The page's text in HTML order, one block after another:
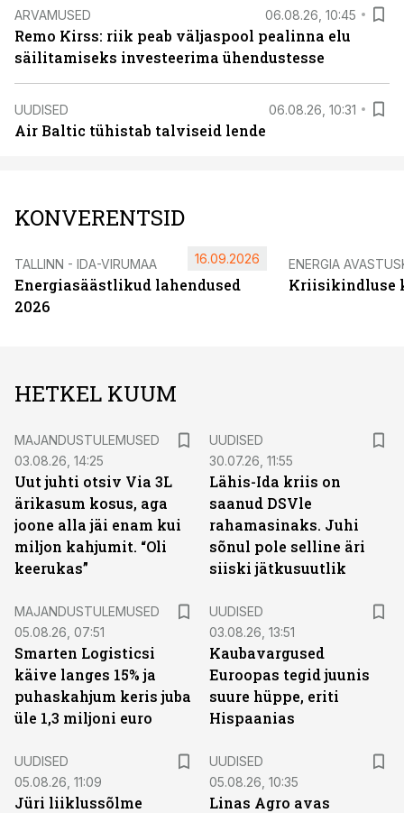
ARVAMUSED 06.08.26, 10:45
Remo Kirss: riik peab väljaspool pealinna elu
säilitamiseks investeerima ühendustesse
UUDISED 06.08.26, 10:31
Air Baltic tühistab talviseid lende
KONVERENTSID
TALLINN - IDA-VIRUMAA
Energiasäästlikud lahendused
2026
16.09.2026 ENERGIA
Kriisikindluse
HETKEL KUUM
MAJANDUSTULEMUSED
03.08.26, 14:25
Uut juhti otsiv Via 3L
ärikasum kosus, aga
joone alla jäi enam kui
miljon kahjumit. “Oli
keerukas”
UUDISED
30.07.26, 11:55
Lähis-Ida kriis on
saanud DSVle
rahamasinaks. Juhi
sõnul pole selline äri
siiski jätkusuutlik
MAJANDUSTULEMUSED
05.08.26, 07:51
Smarten Logisticsi
käive langes 15% ja
puhaskahjum keris juba
üle 1,3 miljoni euro
UUDISED
03.08.26, 13:51
Kaubavargused
Euroopas tegid juunis
suure hüppe, eriti
Hispaanias
UUDISED
05.08.26, 11:09
Jüri liiklussõlme
UUDISED
05.08.26, 10:35
Linas Agro avas